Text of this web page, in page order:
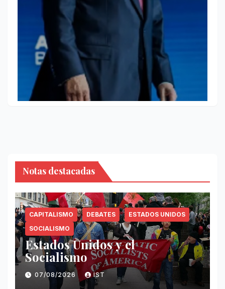
Notas destacadas
CAPITALISMO DEBATES
ESTADOS UNIDOS
SOCIALISMO
Estados Unidos y el
Socialismo
07/08/2026 IST